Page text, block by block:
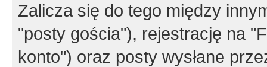
Zalicza się do tego między
"posty gościa"), rejestrację na
konto") oraz posty wysłane